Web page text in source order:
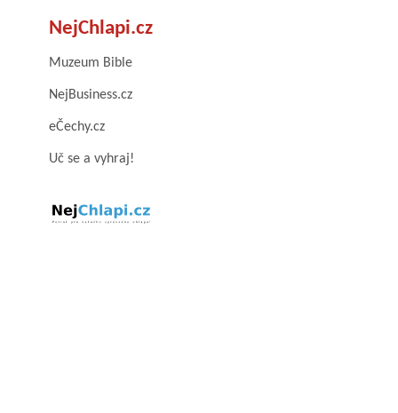
NejChlapi.cz
Muzeum Bible
NejBusiness.cz
eČechy.cz
Uč se a vyhraj!